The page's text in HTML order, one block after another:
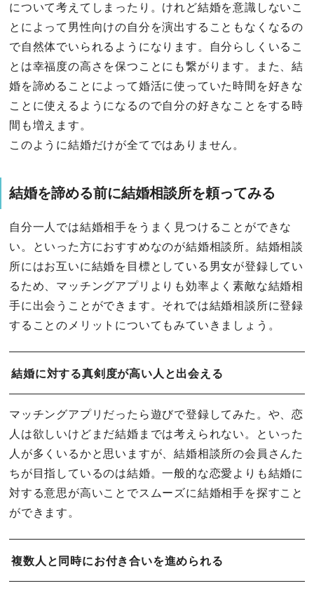
について考えてしまったり。けれど結婚を意識しないこ
とによって男性向けの自分を演出することもなくなるの
で自然体でいられるようになります。自分らしくいるこ
とは幸福度の高さを保つことにも繋がります。また、結
婚を諦めることによって婚活に使っていた時間を好きな
ことに使えるようになるので自分の好きなことをする時
間も増えます。
このように結婚だけが全てではありません。
結婚を諦める前に結婚相談所を頼ってみる
自分一人では結婚相手をうまく見つけることができな
い。といった方におすすめなのが結婚相談所。結婚相談
所にはお互いに結婚を目標としている男女が登録してい
るため、マッチングアプリよりも効率よく素敵な結婚相
手に出会うことができます。それでは結婚相談所に登録
することのメリットについてもみていきましょう。
結婚に対する真剣度が高い人と出会える
マッチングアプリだったら遊びで登録してみた。や、恋
人は欲しいけどまだ結婚までは考えられない。といった
人が多くいるかと思いますが、結婚相談所の会員さんた
ちが目指しているのは結婚。一般的な恋愛よりも結婚に
対する意思が高いことでスムーズに結婚相手を探すこと
ができます。
複数人と同時にお付き合いを進められる